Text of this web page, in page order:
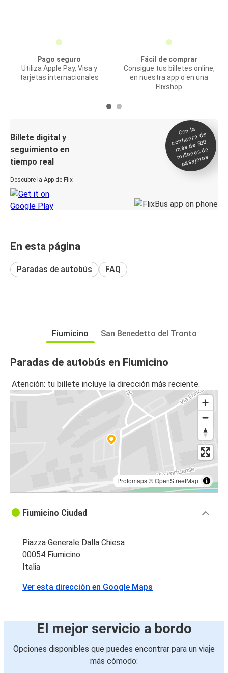
Pago seguro
Utiliza Apple Pay, Visa y
tarjetas internacionales
Fácil de comprar
Consigue tus billetes online,
en nuestra app o en una
Flixshop
Billete digital y
seguimiento en
tiempo real
Descubre la App de Flix
Con la
confianza de
más de 500
millones de
pasajeros
En esta página
Paradas de autobús FAQ
Fiumicino San Benedetto del Tronto
Paradas de autobús en Fiumicino
Atención: tu billete incluye la dirección más reciente.
Protomaps©OpenStreetMap
Fiumicino Ciudad
Piazza Generale Dalla Chiesa
00054 Fiumicino
Italia
Ver esta dirección en Google Maps
El mejor servicio a bordo
Opciones disponibles que puedes encontrar para un viaje
más cómodo: